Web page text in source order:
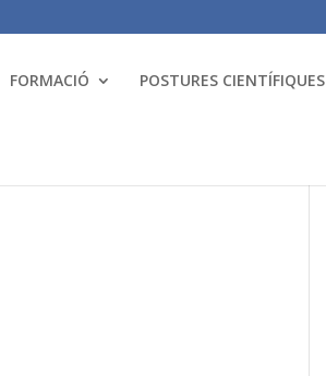
FORMACIÓ POSTURES CIENTÍFIQUES